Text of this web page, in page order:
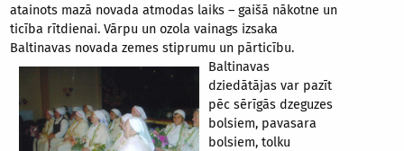
atainots mazā novada atmodas laiks – gaišā nākotne un
ticība rītdienai. Vārpu un ozola vainags izsaka
Baltinavas novada zemes stiprumu un pārticību.
Baltinavas
dziedātājas var pazīt
pēc sērīgās dzeguzes
bolsiem, pavasara
bolsiem, tolku